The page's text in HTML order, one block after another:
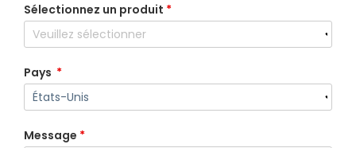
Sélectionnez un produit *
Pays *
Message *